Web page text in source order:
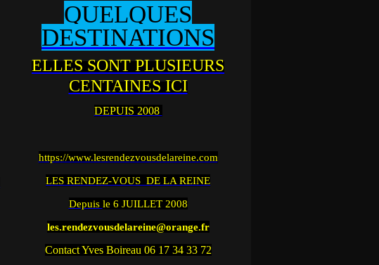
QUELQUES
DESTINATIONS
ELLES SONT PLUSIEURS
CENTAINES ICI
DEPUIS 2008
https://www.lesrendezvousdelareine.com
LES RENDEZ-VOUS DE LA REINE
Depuis le 6 JUILLET 2008
les.rendezvousdelareine@orange.fr
Contact Yves Boireau 06 17 34 33 72